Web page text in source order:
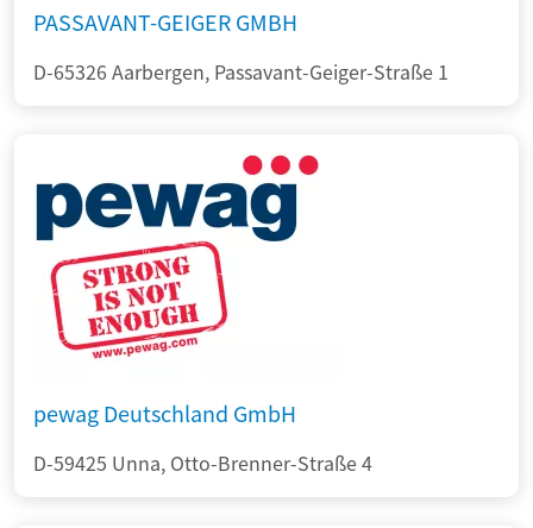
PASSAVANT-GEIGER GMBH
D-65326 Aarbergen, Passavant-Geiger-Straße 1
pewag Deutschland GmbH
D-59425 Unna, Otto-Brenner-Straße 4